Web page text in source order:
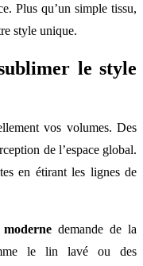
Plus qu’un simple tissu,
style unique.
le style
vos volumes. Des
de l’espace global.
en étirant les lignes de
demande de la
le lin lavé ou des